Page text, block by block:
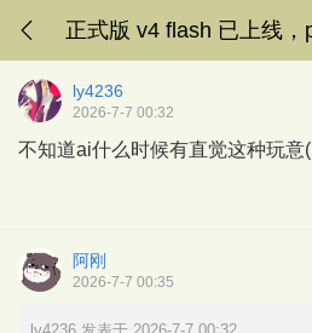
ly4236
2026-7-7 00:32
不知道ai什么时候有直觉这种玩意(
阿刚
2026-7-7 00:35